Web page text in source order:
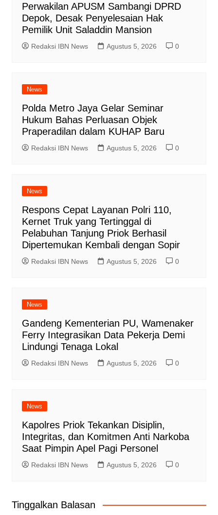
Perwakilan APUSM Sambangi DPRD
Depok, Desak Penyelesaian Hak
Pemilik Unit Saladdin Mansion
Redaksi IBN News Agustus 5, 2026 0
News
Polda Metro Jaya Gelar Seminar
Hukum Bahas Perluasan Objek
Praperadilan dalam KUHAP Baru
Redaksi IBN News Agustus 5, 2026 0
News
Respons Cepat Layanan Polri 110,
Kernet Truk yang Tertinggal di
Pelabuhan Tanjung Priok Berhasil
Dipertemukan Kembali dengan Sopir
Redaksi IBN News Agustus 5, 2026 0
News
Gandeng Kementerian PU, Wamenaker
Ferry Integrasikan Data Pekerja Demi
Lindungi Tenaga Lokal
Redaksi IBN News Agustus 5, 2026 0
News
Kapolres Priok Tekankan Disiplin,
Integritas, dan Komitmen Anti Narkoba
Saat Pimpin Apel Pagi Personel
Redaksi IBN News Agustus 5, 2026 0
Tinggalkan Balasan